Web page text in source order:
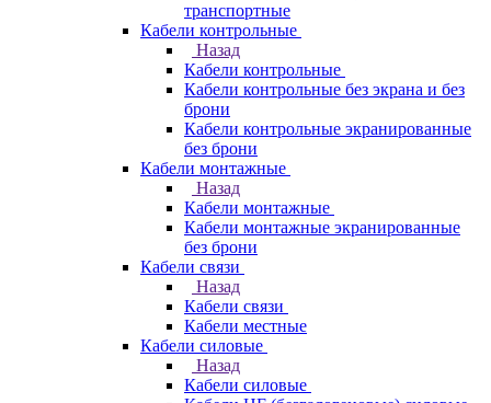
транспортные
Кабели контрольные
Назад
Кабели контрольные
Кабели контрольные без экрана и без
брони
Кабели контрольные экранированные
без брони
Кабели монтажные
Назад
Кабели монтажные
Кабели монтажные экранированные
без брони
Кабели связи
Назад
Кабели связи
Кабели местные
Кабели силовые
Назад
Кабели силовые